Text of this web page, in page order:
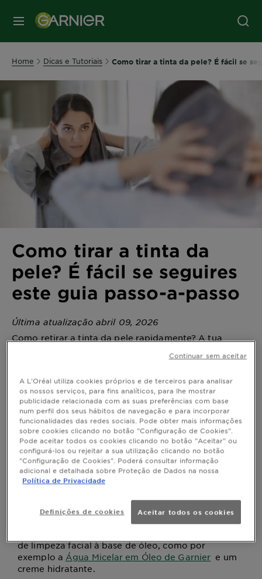
MENU
Home Dicas e Tutoriais Como tirar a tinta da pele? É fácil se
Como tirar a tinta da
pele? É fácil se seguires
este guia passo-a-passo
Última atualização abril 09, 2026
Como retirar a tinta da pele rapidamente? A tua
Como tirar a tinta da cara? É fácil se
seguires este guia passo-a-passo
Pintar o cabelo é sempre divertido, mas podem
existir alguns contratempos. Quando isto acontece,
basta que sigas estes cinco passos:
Passo 1: Prepara-te para minimizares contratempos
Prepara-te alinhando todo o equipamento de que
precisas para retirar a tinta da cara em caso de
pequenos salpicos: um pano, discos removedores
de limpeza facial à base de óleo, como por
exemplo a Água Micelar em Óleo de Garnier e um
creme hidratante.
A L'Oréal utiliza cookies próprios e de terceiros para analisar
os nossos serviços, para fins analíticos, para lhe mostrar
publicidade relacionada com as suas preferências com base
num perfil dos seus hábitos de navegação e para incorporar
funcionalidades das redes sociais. Pode obter mais informações
sobre cookies clicando no botão "Configuração de Cookies".
Pode aceitar todos os cookies clicando no botão "Aceitar" ou
configurá-los ou rejeitar a sua utilização clicando no botão
"Configuração de Cookies". Poderá consultar informação
adicional e detalhada sobre Proteção de Dados na nossa
Política de Privacidade
Definições de cookies Aceitar todos os cookies
Continuar sem aceitar